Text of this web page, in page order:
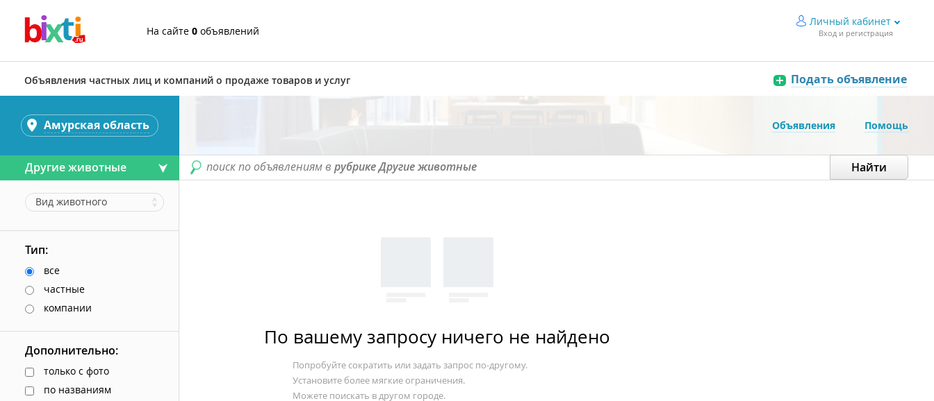
На сайте 0 объявлений
Личный кабинет
Вход и регистрация
Объявления частных лиц и компаний о продаже товаров и услуг Подать объявление
Объявления Помощь
поиск по объявлениям в рубрике Другие животные
По вашему запросу ничего не найдено
Попробуйте сократить или задать запрос по-другому.
Установите более мягкие ограничения.
Можете поискать в другом городе.
Амурская область
Другие животные
Вид животного
Тип:
все
частные
компании
Дополнительно:
только с фото
по названиям